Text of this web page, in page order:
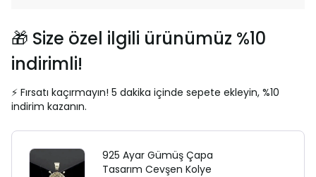
🎁 Size özel ilgili ürünümüz %10
indirimli!
⚡ Fırsatı kaçırmayın! 5 dakika içinde sepete ekleyin, %10
indirim kazanın.
925 Ayar Gümüş Çapa
Tasarım Cevşen Kolye